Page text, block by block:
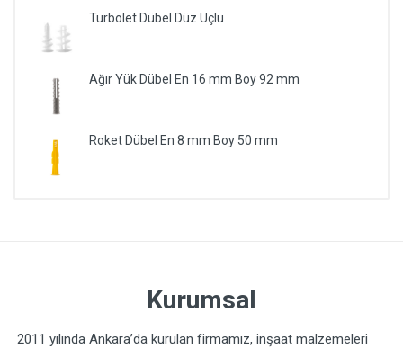
Turbolet Dübel Düz Uçlu
Ağır Yük Dübel En 16 mm Boy 92 mm
Roket Dübel En 8 mm Boy 50 mm
Kurumsal
2011 yılında Ankara’da kurulan firmamız, inşaat malzemeleri